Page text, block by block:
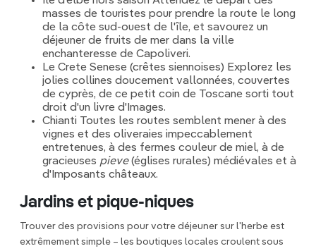
masses de touristes pour prendre la route le long
de la côte sud-ouest de l'île, et savourez un
déjeuner de fruits de mer dans la ville
enchanteresse de Capoliveri.
Le Crete Senese (crêtes siennoises) Explorez les
jolies collines doucement vallonnées, couvertes
de cyprès, de ce petit coin de Toscane sorti tout
droit d'un livre d'Images.
Chianti Toutes les routes semblent mener à des
vignes et des oliveraies impeccablement
entretenues, à des fermes couleur de miel, à de
gracieuses pieve(églises rurales) médiévales et à
d'Imposants châteaux.
Jardins et pique-niques
Trouver des provisions pour votre déjeuner sur l'herbe est
extrêmement simple – les boutiques locales croulent sous